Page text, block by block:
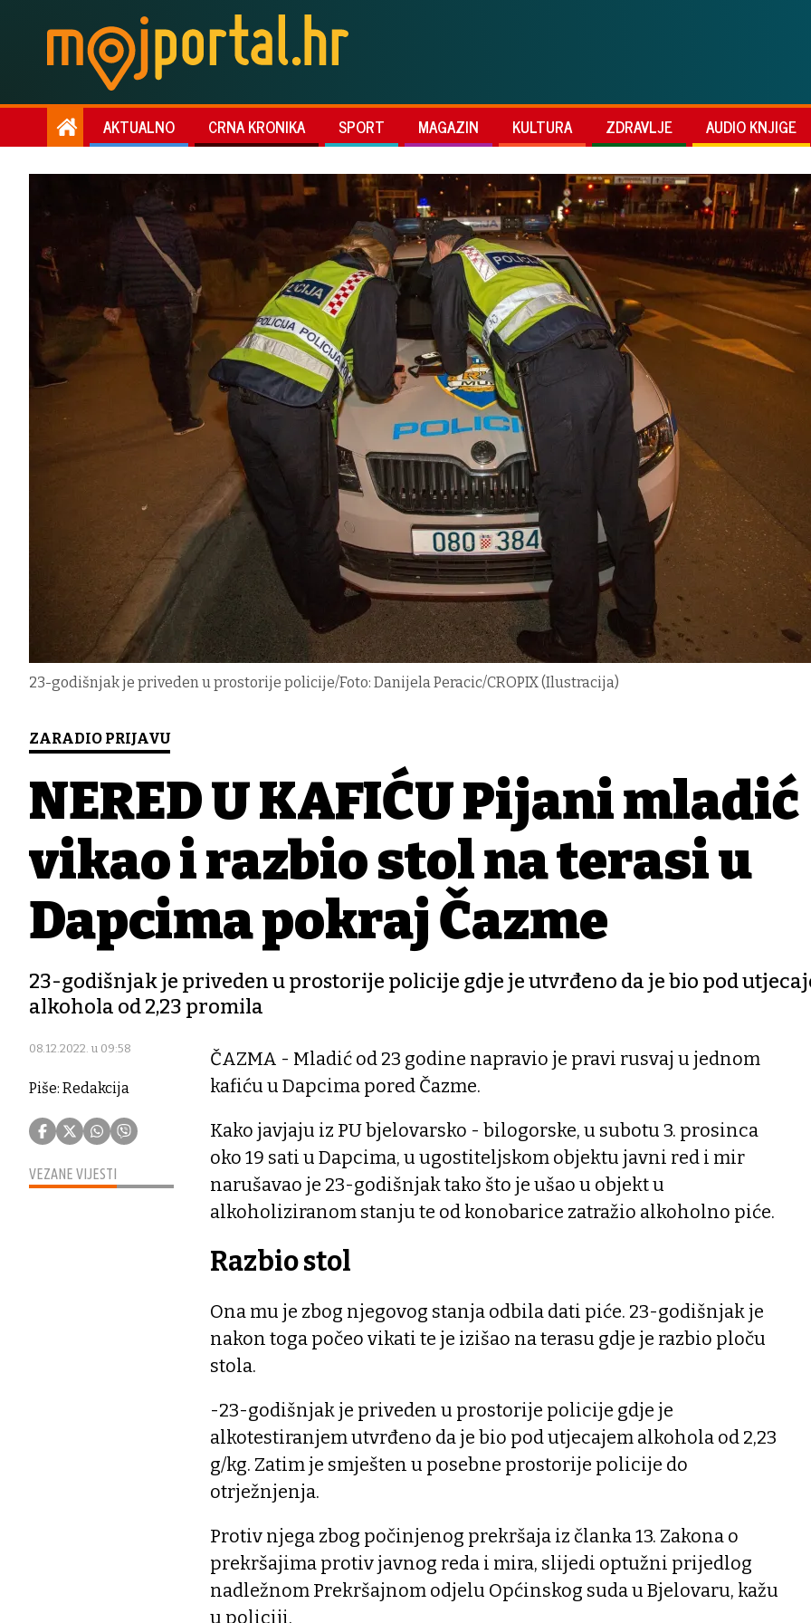
AKTUALNO CRNA KRONIKA SPORT MAGAZIN KULTURA ZDRAVLJE AUDIO KNJIGE
23-godišnjak je priveden u prostorije policije/Foto: Danijela Peracic/CROPIX (Ilustracija)
ZARADIO PRIJAVU
NERED U KAFIĆU Pijani mladić
vikao i razbio stol na terasi u
Dapcima pokraj Čazme
23-godišnjak je priveden u prostorije policije gdje je utvrđeno da je bio pod
alkohola od 2,23 promila
08.12.2022. u 09:58
Piše: Redakcija
VEZANE VIJESTI
ČAZMA - Mladić od 23 godine napravio je pravi rusvaj u jednom
kafiću u Dapcima pored Čazme.
Kako javjaju iz PU bjelovarsko - bilogorske, u subotu 3. prosinca
oko 19 sati u Dapcima, u ugostiteljskom objektu javni red i mir
narušavao je 23-godišnjak tako što je ušao u objekt u
alkoholiziranom stanju te od konobarice zatražio alkoholno piće.
Razbio stol
Ona mu je zbog njegovog stanja odbila dati piće. 23-godišnjak je
nakon toga počeo vikati te je izišao na terasu gdje je razbio ploču
stola.
-23-godišnjak je priveden u prostorije policije gdje je
alkotestiranjem utvrđeno da je bio pod utjecajem alkohola od 2,23
g/kg. Zatim je smješten u posebne prostorije policije do
otrježnjenja.
Protiv njega zbog počinjenog prekršaja iz članka 13. Zakona o
prekršajima protiv javnog reda i mira, slijedi optužni prijedlog
nadležnom Prekršajnom odjelu Općinskog suda u Bjelovaru, kažu
u policiji.